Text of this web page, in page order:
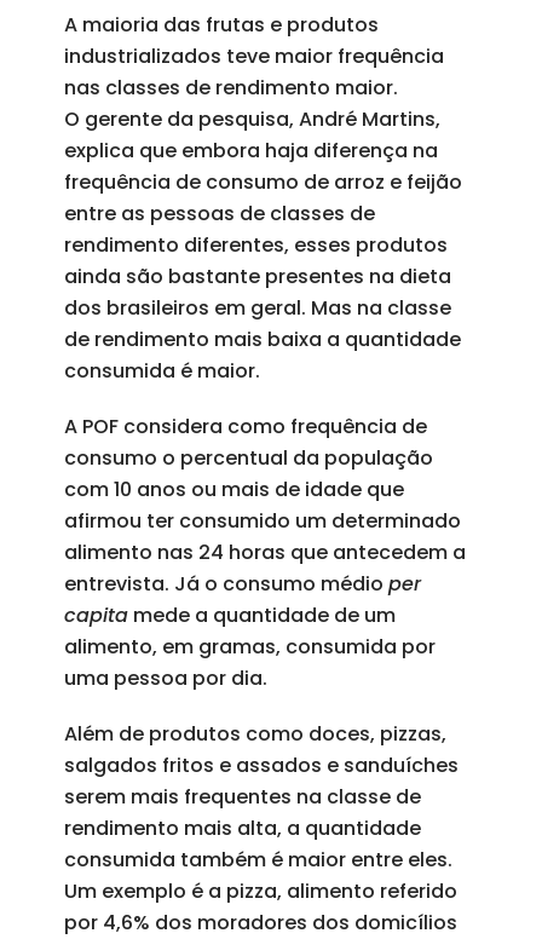
A maioria das frutas e produtos
industrializados teve maior frequência
nas classes de rendimento maior.
O gerente da pesquisa, André Martins,
explica que embora haja diferença na
frequência de consumo de arroz e feijão
entre as pessoas de classes de
rendimento diferentes, esses produtos
ainda são bastante presentes na dieta
dos brasileiros em geral. Mas na classe
de rendimento mais baixa a quantidade
consumida é maior.
A POF considera como frequência de
consumo o percentual da população
com 10 anos ou mais de idade que
afirmou ter consumido um determinado
alimento nas 24 horas que antecedem a
entrevista. Já o consumo médio per
capitamede a quantidade de um
alimento, em gramas, consumida por
uma pessoa por dia.
Além de produtos como doces, pizzas,
salgados fritos e assados e sanduíches
serem mais frequentes na classe de
rendimento mais alta, a quantidade
consumida também é maior entre eles.
Um exemplo é a pizza, alimento referido
por 4,6% dos moradores dos domicílios